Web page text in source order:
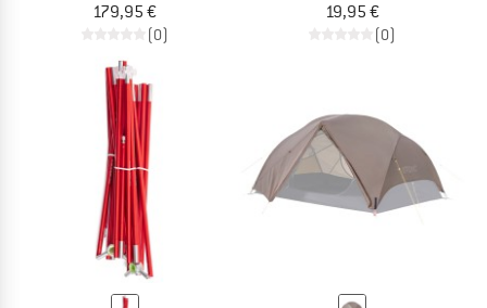
179,95 €
(0)
19,95 €
(0)